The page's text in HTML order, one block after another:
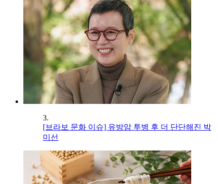
3.
[브라보 문화 이슈] 유방암 투병 후 더 단단해진 박
미선